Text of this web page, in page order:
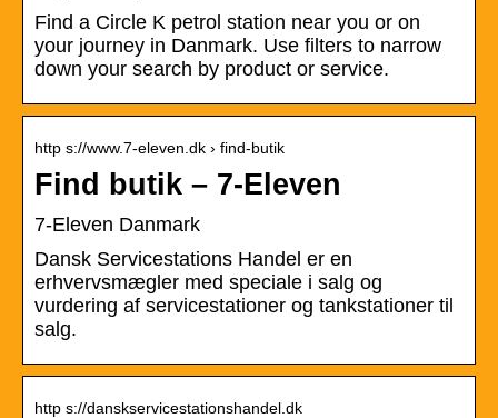
Find a Circle K petrol station near you or on
your journey in Danmark. Use filters to narrow
down your search by product or service.
http s://www.7-eleven.dk › find-butik
Find butik – 7-Eleven
7-Eleven Danmark
Dansk Servicestations Handel er en
erhvervsmægler med speciale i salg og
vurdering af servicestationer og tankstationer til
salg.
http s://danskservicestationshandel.dk